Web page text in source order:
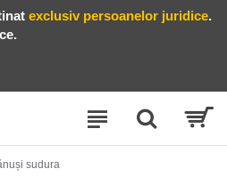
exclusiv persoanelor juridice.
sudura